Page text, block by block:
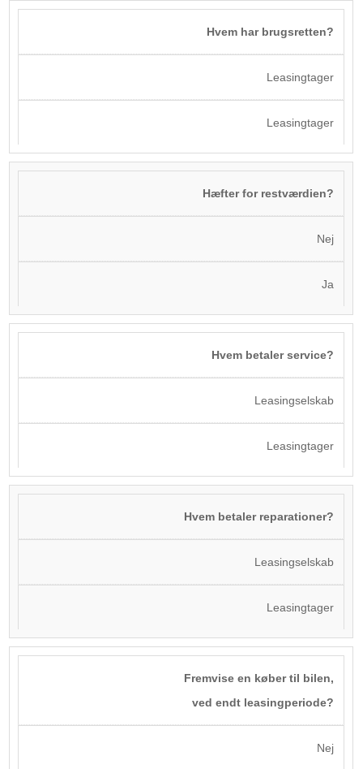
Hvem har brugsretten?
Leasingtager
Leasingtager
Hæfter for restværdien?
Nej
Ja
Hvem betaler service?
Leasingselskab
Leasingtager
Hvem betaler reparationer?
Leasingselskab
Leasingtager
Fremvise en køber til bilen,
ved endt leasingperiode?
Nej